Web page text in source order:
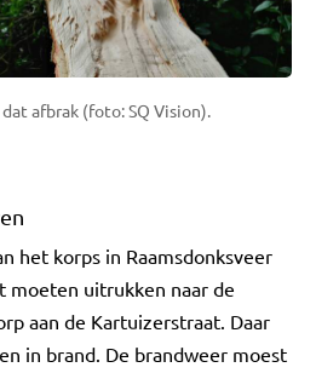
afbrak (foto: SQ Vision).
het korps in Raamsdonksveer
moeten uitrukken naar de
aan de Kartuizerstraat. Daar
in brand. De brandweer moest